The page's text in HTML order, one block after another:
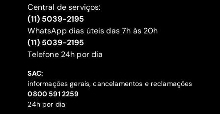
Central de serviços:
(11) 5039-2195
WhatsApp dias úteis das 7h às 20h
(11) 5039-2195
‍Telefone 24h por dia
SAC:
informações gerais, cancelamentos e reclamações
‍0800 591 2259
24h por dia